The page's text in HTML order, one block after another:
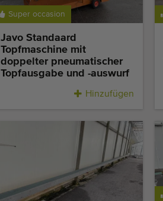
Super occasion
Javo Standaard
Topfmaschine mit
doppelter pneumatischer
Topfausgabe und -auswurf
Hinzufügen